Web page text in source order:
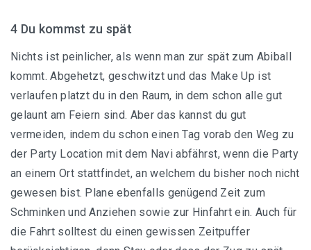
4 Du kommst zu spät
Nichts ist peinlicher, als wenn man zur spät zum Abiball
kommt. Abgehetzt, geschwitzt und das Make Up ist
verlaufen platzt du in den Raum, in dem schon alle gut
gelaunt am Feiern sind. Aber das kannst du gut
vermeiden, indem du schon einen Tag vorab den Weg zu
der Party Location mit dem Navi abfährst, wenn die Party
an einem Ort stattfindet, an welchem du bisher noch nicht
gewesen bist. Plane ebenfalls genügend Zeit zum
Schminken und Anziehen sowie zur Hinfahrt ein. Auch für
die Fahrt solltest du einen gewissen Zeitpuffer